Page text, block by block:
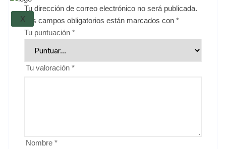
X
Tu dirección de correo electrónico no será publicada.
Los campos obligatorios están marcados con*
Tu puntuación*
Tu valoración*
Nombre*